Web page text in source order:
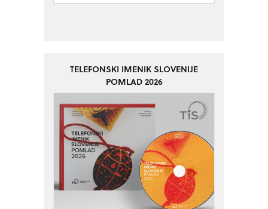
TELEFONSKI IMENIK SLOVENIJE
POMLAD 2026